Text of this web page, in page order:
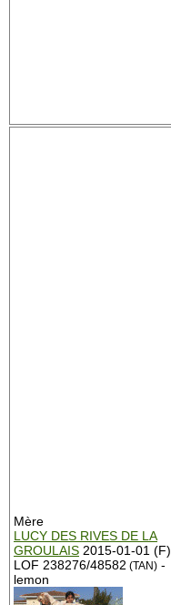
Mère
LUCY DES RIVES DE LA
GROULAIS 2015-01-01 (F)
LOF 238276/48582 (TAN) -
lemon